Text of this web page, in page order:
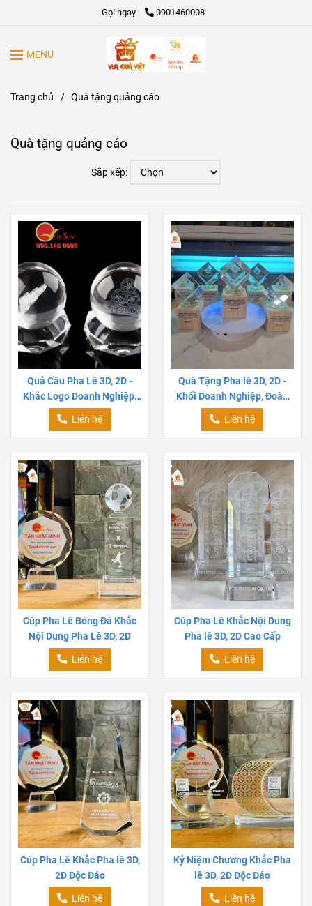
Gọi ngay 0901460008
MENU
Trang chủ / Quà tặng quảng cáo
Quà tặng quảng cáo
Sắp xếp:
Quả Cầu Pha Lê 3D, 2D -
Khắc Logo Doanh Nghiệp,
Đoàn Thể
Liên hệ
Quà Tặng Pha lê 3D, 2D -
Khối Doanh Nghiệp, Đoàn
Thể
Liên hệ
Cúp Pha Lê Bóng Đá Khắc
Nội Dung Pha Lê 3D, 2D
Liên hệ
Cúp Pha Lê Khắc Nội Dung
Pha lê 3D, 2D Cao Cấp
Liên hệ
Cúp Pha Lê Khắc Pha lê 3D,
2D Độc Đáo
Liên hệ
Kỷ Niệm Chương Khắc Pha
lê 3D, 2D Độc Đáo
Liên hệ